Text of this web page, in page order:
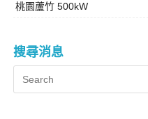
桃園蘆竹 500kW
搜尋消息